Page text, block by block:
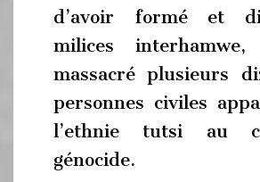
d’avoir formé et
milices
massacré plusieurs
personnes civiles
l’ethnie tutsi au
génocide.